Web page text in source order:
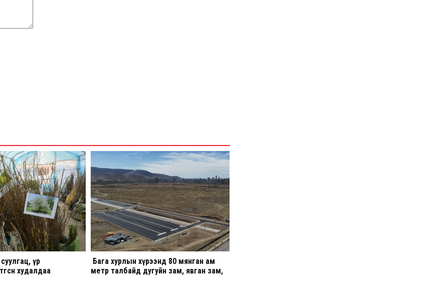
суулгац, үр
худалдаа
Бага хурлын хүрээнд 80 мянган ам
метр талбайд дугуйн зам, явган зам,